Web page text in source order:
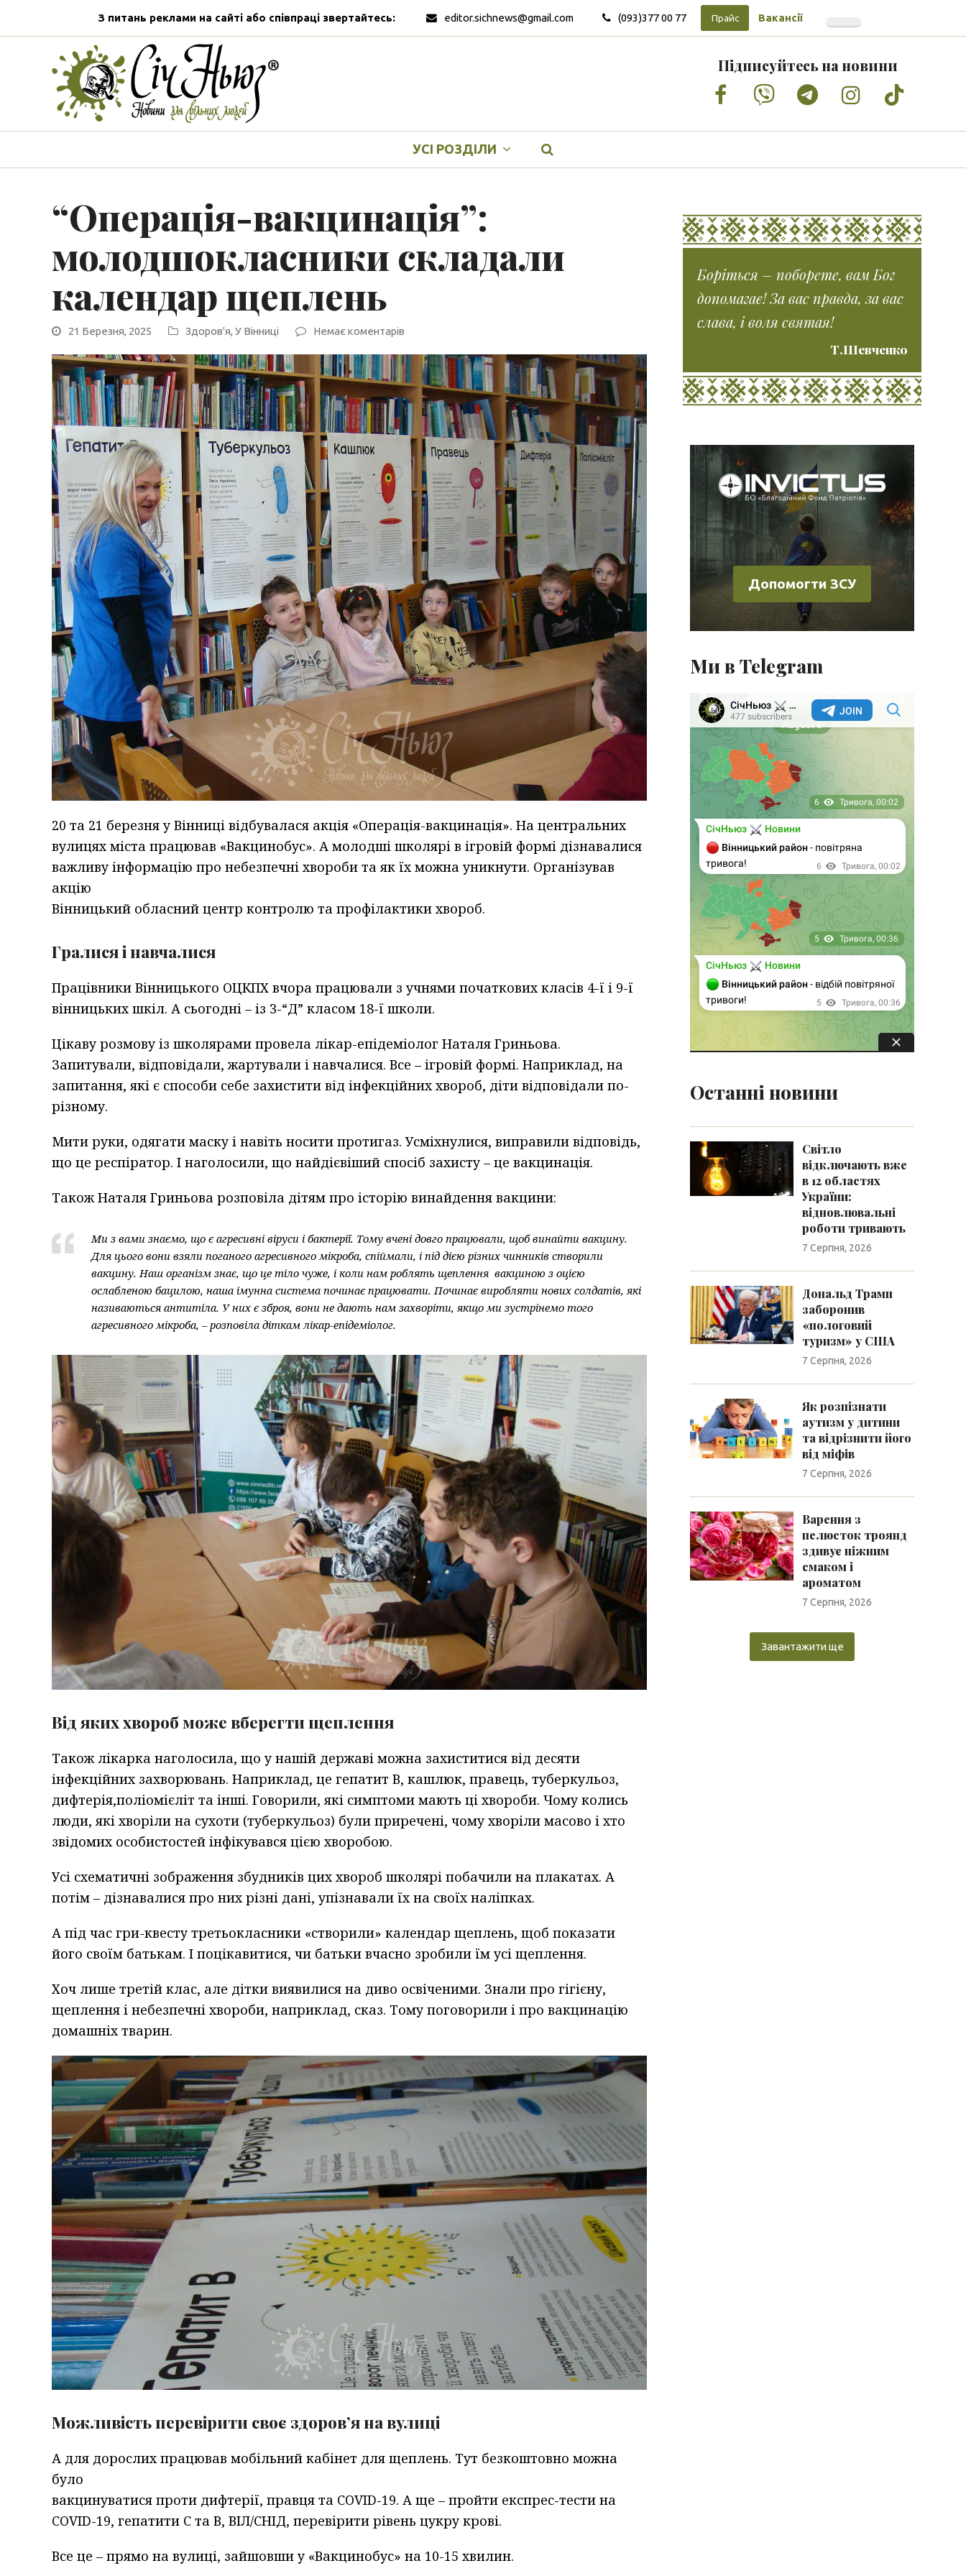
З питань реклами на сайті або співпраці звертайтесь: editor.sichnews@gmail.com (093)377 00 77 Прайс Вакансії
Підписуйтесь на новини
Facebook
VimeoTumblrInstagram
Tiktok
УСІ РОЗДІЛИ
“Операція-вакцинація”:
молодшокласники складали
календар щеплень
21 Березня, 2025 Здоров'я, У Вінниці Немає коментарів
20 та 21 березня у Вінниці відбувалася акція «Операція-вакцинація». На центральних
вулицях міста працював «Вакцинобус». А молодші школярі в ігровій формі дізнавалися
важливу інформацію про небезпечні хвороби та як їх можна уникнути. Організував
акцію
Вінницький обласний центр контролю та профілактики хвороб.
Гралися і навчалися
Працівники Вінницького ОЦКПХ вчора працювали з учнями початкових класів 4-ї і 9-ї
вінницьких шкіл. А сьогодні – із 3-“Д” класом 18-ї школи.
Цікаву розмову із школярами провела лікар-епідеміолог Наталя Гриньова.
Запитували, відповідали, жартували і навчалися. Все – ігровій формі. Наприклад, на
запитання, які є способи себе захистити від інфекційних хвороб, діти відповідали по-
різному.
Мити руки, одягати маску і навіть носити протигаз. Усміхнулися, виправили відповідь,
що це респіратор. І наголосили, що найдієвіший спосіб захисту – це вакцинація.
Також Наталя Гриньова розповіла дітям про історію винайдення вакцини:
Ми з вами знаємо, що є агресивні віруси і бактерії. Тому вчені довго працювали, щоб винайти вакцину.
Для цього вони взяли поганого агресивного мікроба, спіймали, і під дією різних чинників створили
вакцину. Наш організм знає, що це тіло чуже, і коли нам роблять щеплення вакциною з оцією
ослабленою бацилою, наша імунна система починає працювати. Починає виробляти нових солдатів, які
називаються антитіла. У них є зброя, вони не дають нам захворіти, якщо ми зустрінемо того
агресивного мікроба, – розповіла діткам лікар-епідеміолог.
Від яких хвороб може вберегти щеплення
Також лікарка наголосила, що у нашій державі можна захиститися від десяти
інфекційних захворювань. Наприклад, це гепатит В, кашлюк, правець, туберкульоз,
дифтерія,поліомієліт та інші. Говорили, які симптоми мають ці хвороби. Чому колись
люди, які хворіли на сухоти (туберкульоз) були приречені, чому хворіли масово і хто
звідомих особистостей інфікувався цією хворобою.
Усі схематичні зображення збудників цих хвороб школярі побачили на плакатах. А
потім – дізнавалися про них різні дані, упізнавали їх на своїх наліпках.
А під час гри-квесту третьокласники «створили» календар щеплень, щоб показати
його своїм батькам. І поцікавитися, чи батьки вчасно зробили їм усі щеплення.
Хоч лише третій клас, але дітки виявилися на диво освіченими. Знали про гігієну,
щеплення і небезпечні хвороби, наприклад, сказ. Тому поговорили і про вакцинацію
домашніх тварин.
Можливість перевірити своє здоров’я на вулиці
А для дорослих працював мобільний кабінет для щеплень. Тут безкоштовно можна
було
вакцинуватися проти дифтерії, правця та COVID-19. А ще – пройти експрес-тести на
COVID-19, гепатити С та В, ВІЛ/СНІД, перевірити рівень цукру крові.
Все це – прямо на вулиці, зайшовши у «Вакцинобус» на 10-15 хвилин.
Боріться – поборете, вам Бог
допомагає! За вас правда, за вас
слава, і воля святая!
Т.Шевченко
Допомогти ЗСУ
Ми в Telegram
Останні новини
Світло
відключають вже
в 12 областях
України:
відновлювальні
роботи тривають
7 Серпня, 2026
Дональд Трамп
заборонив
«пологовий
туризм» у США
7 Серпня, 2026
Як розпізнати
аутизм у дитини
та відрізнити його
від міфів
7 Серпня, 2026
Варення з
пелюсток троянд
здивує ніжним
смаком і
ароматом
7 Серпня, 2026
Завантажити ще